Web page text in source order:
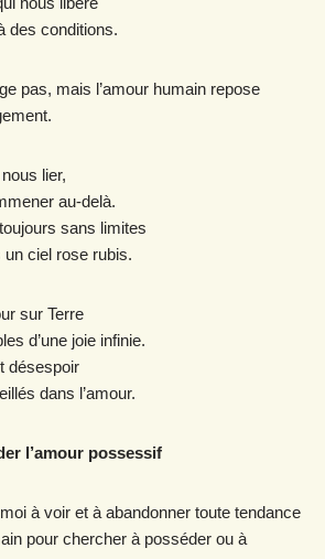
des conditions.
pas, mais l’amour humain repose
lier,
au-delà.
sans limites
ciel rose rubis.
sur Terre
d’une joie infinie.
désespoir
dans l’amour.
l’amour possessif
à voir et à abandonner toute tendance
pour chercher à posséder ou à